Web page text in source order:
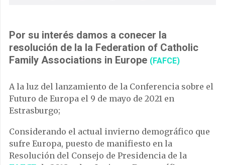
Por su interés damos a conecer la
resolución de la la Federation of Catholic
Family Associations in Europe (FAFCE)
A la luz del lanzamiento de la Conferencia sobre el
Futuro de Europa el 9 de mayo de 2021 en
Estrasburgo;
Considerando el actual invierno demográfico que
sufre Europa, puesto de manifiesto en la
Resolución del Consejo de Presidencia de la